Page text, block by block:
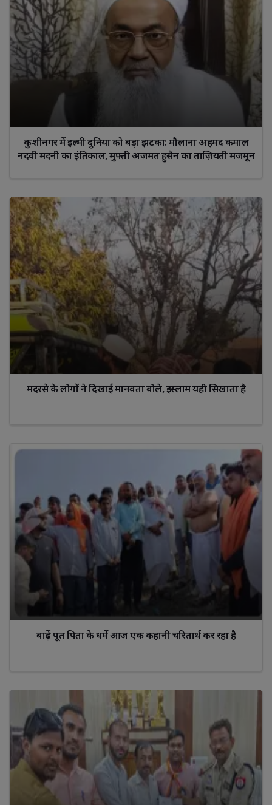
कुशीनगर में इल्मी दुनिया को बड़ा झटका: मौलाना अहमद कमाल
नदवी मदनी का इंतिकाल, मुफ्ती अजमत हुसैन का ताज़ियती मजमून
मदरसे के लोगों ने दिखाई मानवता बोले, इस्लाम यही सिखाता है
बाढ़ें पूत पिता के धर्मे आज एक कहानी चरितार्थ कर रहा है